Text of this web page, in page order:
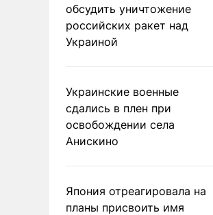
обсудить уничтожение
российских ракет над
Украиной
Украинские военные
сдались в плен при
освобождении села
Анискино
Япония отреагировала на
планы присвоить имя